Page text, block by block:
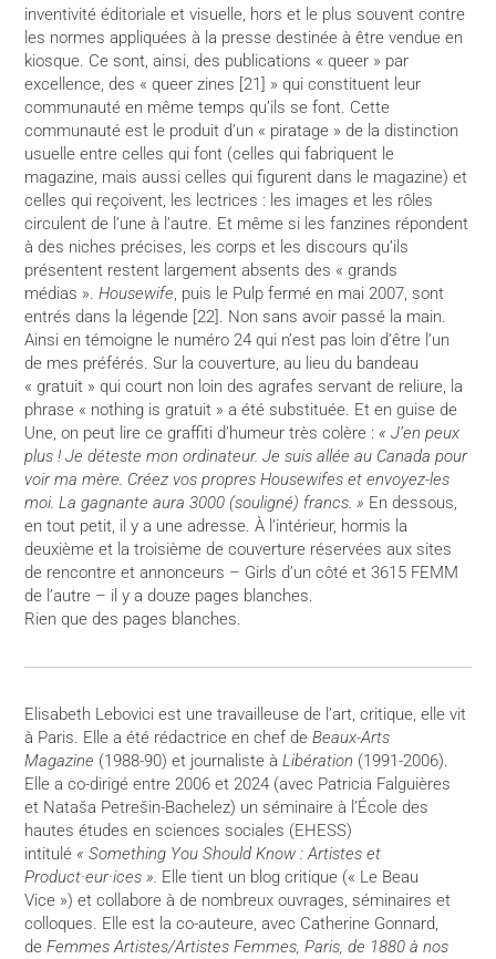
inventivité éditoriale et visuelle, hors et le plus souvent contre
les normes appliquées à la presse destinée à être vendue en
kiosque. Ce sont, ainsi, des publications « queer » par
excellence, des « queer zines [21] » qui constituent leur
communauté en même temps qu’ils se font. Cette
communauté est le produit d’un « piratage » de la distinction
usuelle entre celles qui font (celles qui fabriquent le
magazine, mais aussi celles qui figurent dans le magazine) et
celles qui reçoivent, les lectrices : les images et les rôles
circulent de l’une à l’autre. Et même si les fanzines répondent
à des niches précises, les corps et les discours qu’ils
présentent restent largement absents des « grands
médias ».Housewife, puis le Pulp fermé en mai 2007, sont
entrés dans la légende [22]. Non sans avoir passé la main.
Ainsi en témoigne le numéro 24 qui n’est pas loin d’être l’un
de mes préférés. Sur la couverture, au lieu du bandeau
« gratuit » qui court non loin des agrafes servant de reliure, la
phrase « nothing is gratuit » a été substituée. Et en guise de
Une, on peut lire ce graffiti d’humeur très colère : « J’en peux
plus ! Je déteste mon ordinateur. Je suis allée au Canada pour
voir ma mère. Créez vos propres Housewifes et envoyez-les
moi. La gagnante aura 3000 (souligné) francs. » En dessous,
en tout petit, il y a une adresse. À l’intérieur, hormis la
deuxième et la troisième de couverture réservées aux sites
de rencontre et annonceurs – Girls d’un côté et 3615 FEMM
de l’autre – il y a douze pages blanches.
Rien que des pages blanches.
Elisabeth Lebovici est une travailleuse de l’art, critique, elle vit
à Paris. Elle a été rédactrice en chef deBeaux-Arts
Magazine (1988-90) et journaliste àLibération (1991-2006).
Elle a co-dirigé entre 2006 et 2024 (avec Patricia Falguières
et Nataša Petrešin-Bachelez) un séminaire à l’École des
hautes études en sciences sociales (EHESS)
intitulé « Something You Should Know : Artistes et
Product·eur·ices ». Elle tient un blog critique (« Le Beau
Vice ») et collabore à de nombreux ouvrages, séminaires et
colloques. Elle est la co-auteure, avec Catherine Gonnard,
deFemmes Artistes/Artistes Femmes, Paris, de 1880 à nos